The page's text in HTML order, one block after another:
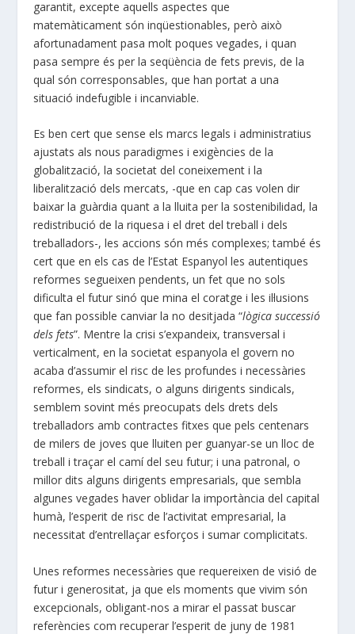
garantit, excepte aquells aspectes que
matemàticament són inqüestionables, però això
afortunadament pasa molt poques vegades, i quan
pasa sempre és per la seqüència de fets previs, de la
qual són corresponsables, que han portat a una
situació indefugible i incanviable.
Es ben cert que sense els marcs legals i administratius
ajustats als nous paradigmes i exigències de la
globalització, la societat del coneixement i la
liberalització dels mercats, -que en cap cas volen dir
baixar la guàrdia quant a la lluita per la sostenibilidad, la
redistribució de la riquesa i el dret del treball i dels
treballadors-, les accions són més complexes; també és
cert que en els cas de l’Estat Espanyol les autentiques
reformes segueixen pendents, un fet que no sols
dificulta el futur sinó que mina el coratge i les il·lusions
que fan possible canviar la no desitjada “lògica successió
dels fets”. Mentre la crisi s’expandeix, transversal i
verticalment, en la societat espanyola el govern no
acaba d’assumir el risc de les profundes i necessàries
reformes, els sindicats, o alguns dirigents sindicals,
semblem sovint més preocupats dels drets dels
treballadors amb contractes fitxes que pels centenars
de milers de joves que lluiten per guanyar-se un lloc de
treball i traçar el camí del seu futur; i una patronal, o
millor dits alguns dirigents empresarials, que sembla
algunes vegades haver oblidar la importància del capital
humà, l’esperit de risc de l’activitat empresarial, la
necessitat d’entrellaçar esforços i sumar complicitats.
Unes reformes necessàries que requereixen de visió de
futur i generositat, ja que els moments que vivim són
excepcionals, obligant-nos a mirar el passat buscar
referències com recuperar l’esperit de juny de 1981